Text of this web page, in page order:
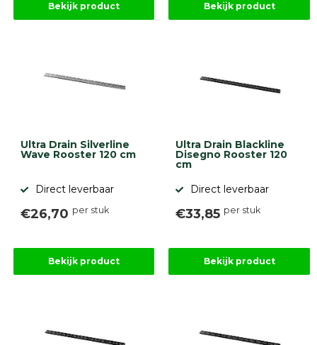
tuinproject
gebaseerd
ervaringen
Bekijk product Bekijk product
Ultra Drain Silverline
Wave Rooster 120 cm
Direct leverbaar
€26,70 per stuk
Bekijk product
Ultra Drain Blackline
Disegno Rooster 120
cm
Direct leverbaar
€33,85 per stuk
Bekijk product